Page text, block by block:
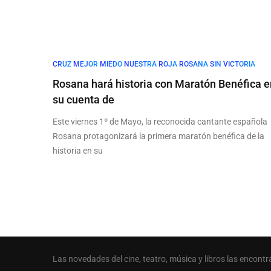
CRUZ MEJOR MIEDO NUESTRA ROJA ROSANA SIN VICTORIA
Rosana hará historia con Maratón Benéfica
su cuenta de
Este viernes 1º de Mayo, la reconocida cantante española
Rosana protagonizará la primera maratón benéfica de la
historia en su
Las novedades del cine, teatro, música y libros las